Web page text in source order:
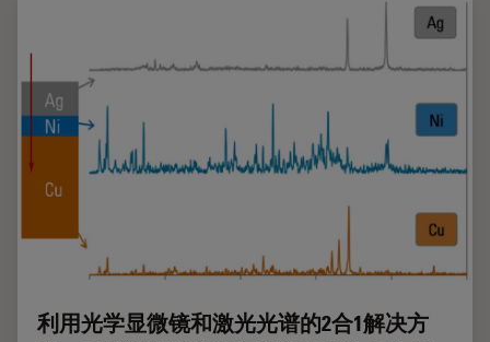
利用光学显微镜和激光光谱的2合1解决方